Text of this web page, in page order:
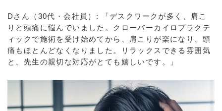
Dさん（30代・会社員）: 「デスクワークが多く、肩こ
りと頭痛に悩んでいました。クローバーカイロプラクテ
ィックで施術を受け始めてから、肩こりが楽になり、頭
痛もほとんどなくなりました。リラックスできる雰囲気
と、先生の親切な対応がとても嬉しいです。」